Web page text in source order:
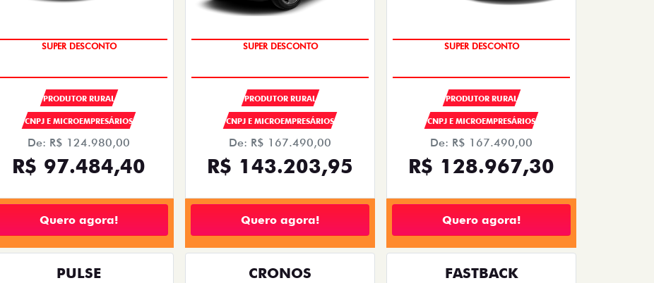
SUPER DESCONTO
PRODUTOR RURAL
CNPJ E MICROEMPRESÁRIOS
De: R$ 124.980,00
R$ 97.484,40
Quero agora!
SUPER DESCONTO
PRODUTOR RURAL
CNPJ E MICROEMPRESÁRIOS
De: R$ 167.490,00
R$ 143.203,95
Quero agora!
SUPER DESCONTO
PRODUTOR RURAL
CNPJ E MICROEMPRESÁRIOS
De: R$ 167.490,00
R$ 128.967,30
Quero agora!
PULSE CRONOS FASTBACK